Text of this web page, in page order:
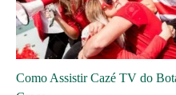
Como Assistir Cazé TV do